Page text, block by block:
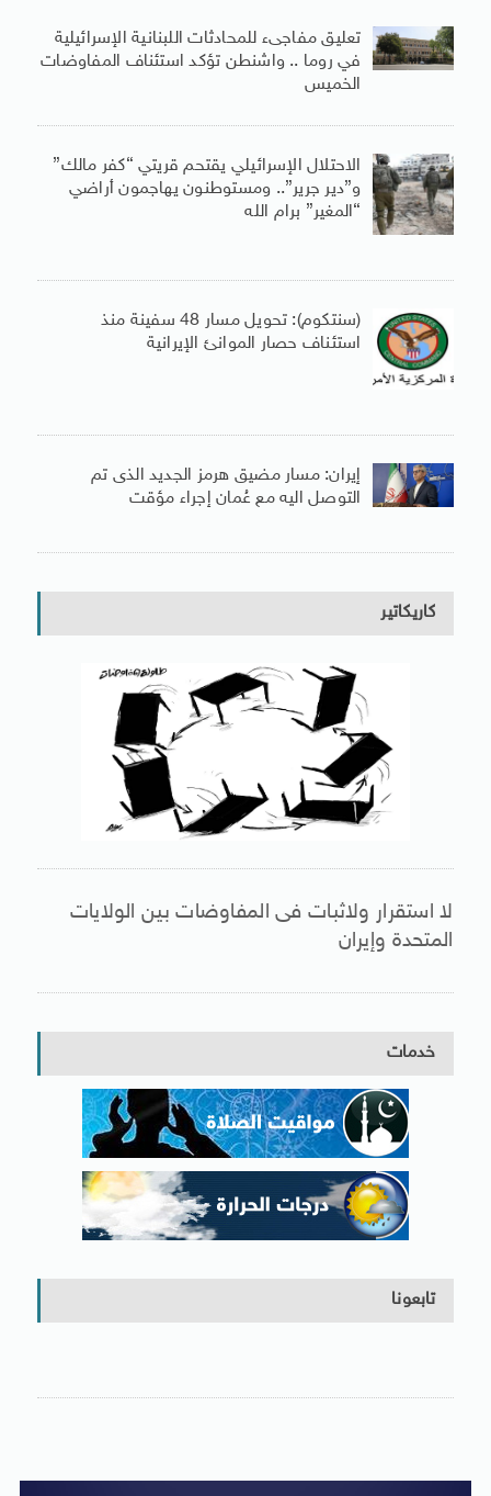
تعليق مفاجىء للمحادثات اللبنانية الإسرائيلية
في روما .. واشنطن تؤكد استئناف المفاوضات
الخميس
الاحتلال الإسرائيلي يقتحم قريتي “كفر مالك”
و”دير جرير”.. ومستوطنون يهاجمون أراضي
“المغير” برام الله
(سنتكوم): تحويل مسار 48 سفينة منذ
استئناف حصار الموانئ الإيرانية
إيران: مسار مضيق هرمز الجديد الذى تم
التوصل اليه مع عُمان إجراء مؤقت
كاريكاتير
لا استقرار ولاثبات فى المفاوضات بين الولايات
المتحدة وإيران
خدمات
تابعونا